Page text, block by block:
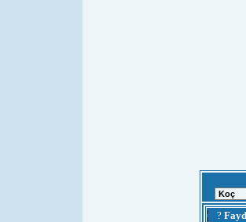
¦ ?